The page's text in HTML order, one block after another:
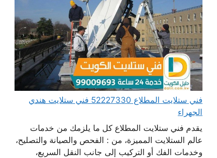
فني ستلايت المطلاع 52227330 فني ستلايت هندي
الجهراء
يقدم فني ستلايت المطلاع كل ما يلزمك من خدمات
عالم الستلايت المميزة، من : الفحص والصيانة والتصليح،
وخدمات الفك أو التركيب إلى جانب النقل السريع،